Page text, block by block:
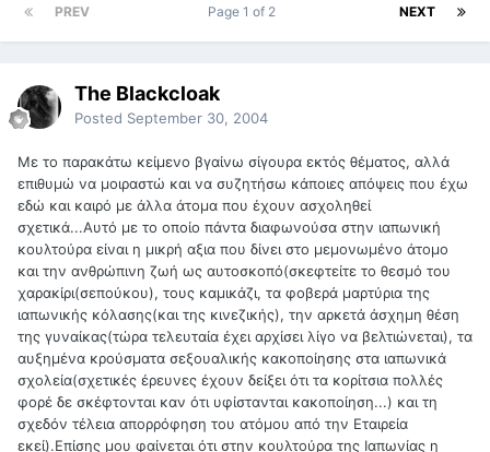
PREV NEXT
Page 1 of 2
The Blackcloak
Posted September 30, 2004
Με το παρακάτω κείμενο βγαίνω σίγουρα εκτός θέματος, αλλά
επιθυμώ να μοιραστώ και να συζητήσω κάποιες απόψεις που έχω
εδώ και καιρό με άλλα άτομα που έχουν ασχοληθεί
σχετικά...Αυτό με το οποίο πάντα διαφωνούσα στην ιαπωνική
κουλτούρα είναι η μικρή αξια που δίνει στο μεμονωμένο άτομο
και την ανθρώπινη ζωή ως αυτοσκοπό(σκεφτείτε το θεσμό του
χαρακίρι(σεπούκου), τους καμικάζι, τα φοβερά μαρτύρια της
ιαπωνικής κόλασης(και της κινεζικής), την αρκετά άσχημη θέση
της γυναίκας(τώρα τελευταία έχει αρχίσει λίγο να βελτιώνεται), τα
αυξημένα κρούσματα σεξουαλικής κακοποίησης στα ιαπωνικά
σχολεία(σχετικές έρευνες έχουν δείξει ότι τα κορίτσια πολλές
φορέ δε σκέφτονται καν ότι υφίστανται κακοποίηση...) και τη
σχεδόν τέλεια απορρόφηση του ατόμου από την Εταιρεία
εκεί).Επίσης μου φαίνεται ότι στην κουλτούρα της Ιαπωνίας η